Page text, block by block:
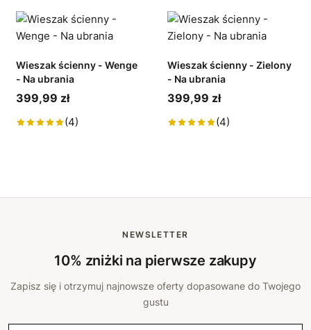
Wieszak ścienny - Wenge
- Na ubrania
399,99 zł
(4)
Wieszak ścienny - Zielony
- Na ubrania
399,99 zł
(4)
NEWSLETTER
10% zniżki na pierwsze zakupy
Zapisz się i otrzymuj najnowsze oferty dopasowane do Twojego
gustu